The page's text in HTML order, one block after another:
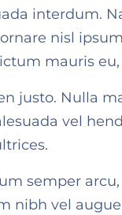
interdum.
nisl
mauris
justo. Nulla
vel
semper
nibh vel